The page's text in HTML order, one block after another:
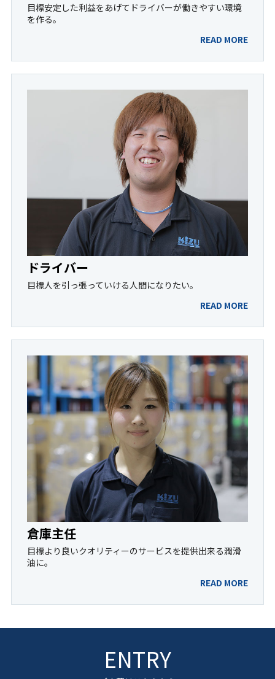
目標安定した利益をあげてドライバーが働きやすい環境
を作る。
READ MORE
ドライバー
目標人を引っ張っていける人間になりたい。
READ MORE
倉庫主任
目標より良いクオリティーのサービスを提供出来る潤滑
油に。
READ MORE
ENTRY